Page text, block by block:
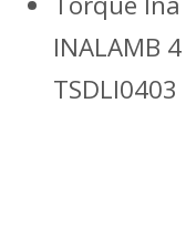
INALAMB
TSDLI0403